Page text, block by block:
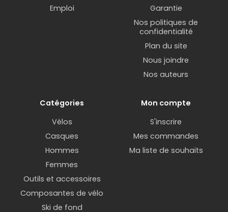
Emploi
Garantie
Nos politiques de
confidentialité
Plan du site
Nous joindre
Nos auteurs
Catégories
Vélos
Casques
Hommes
Femmes
Outils et accessoires
Composantes de vélo
Ski de fond
Mon compte
S'inscrire
Mes commandes
Ma liste de souhaits